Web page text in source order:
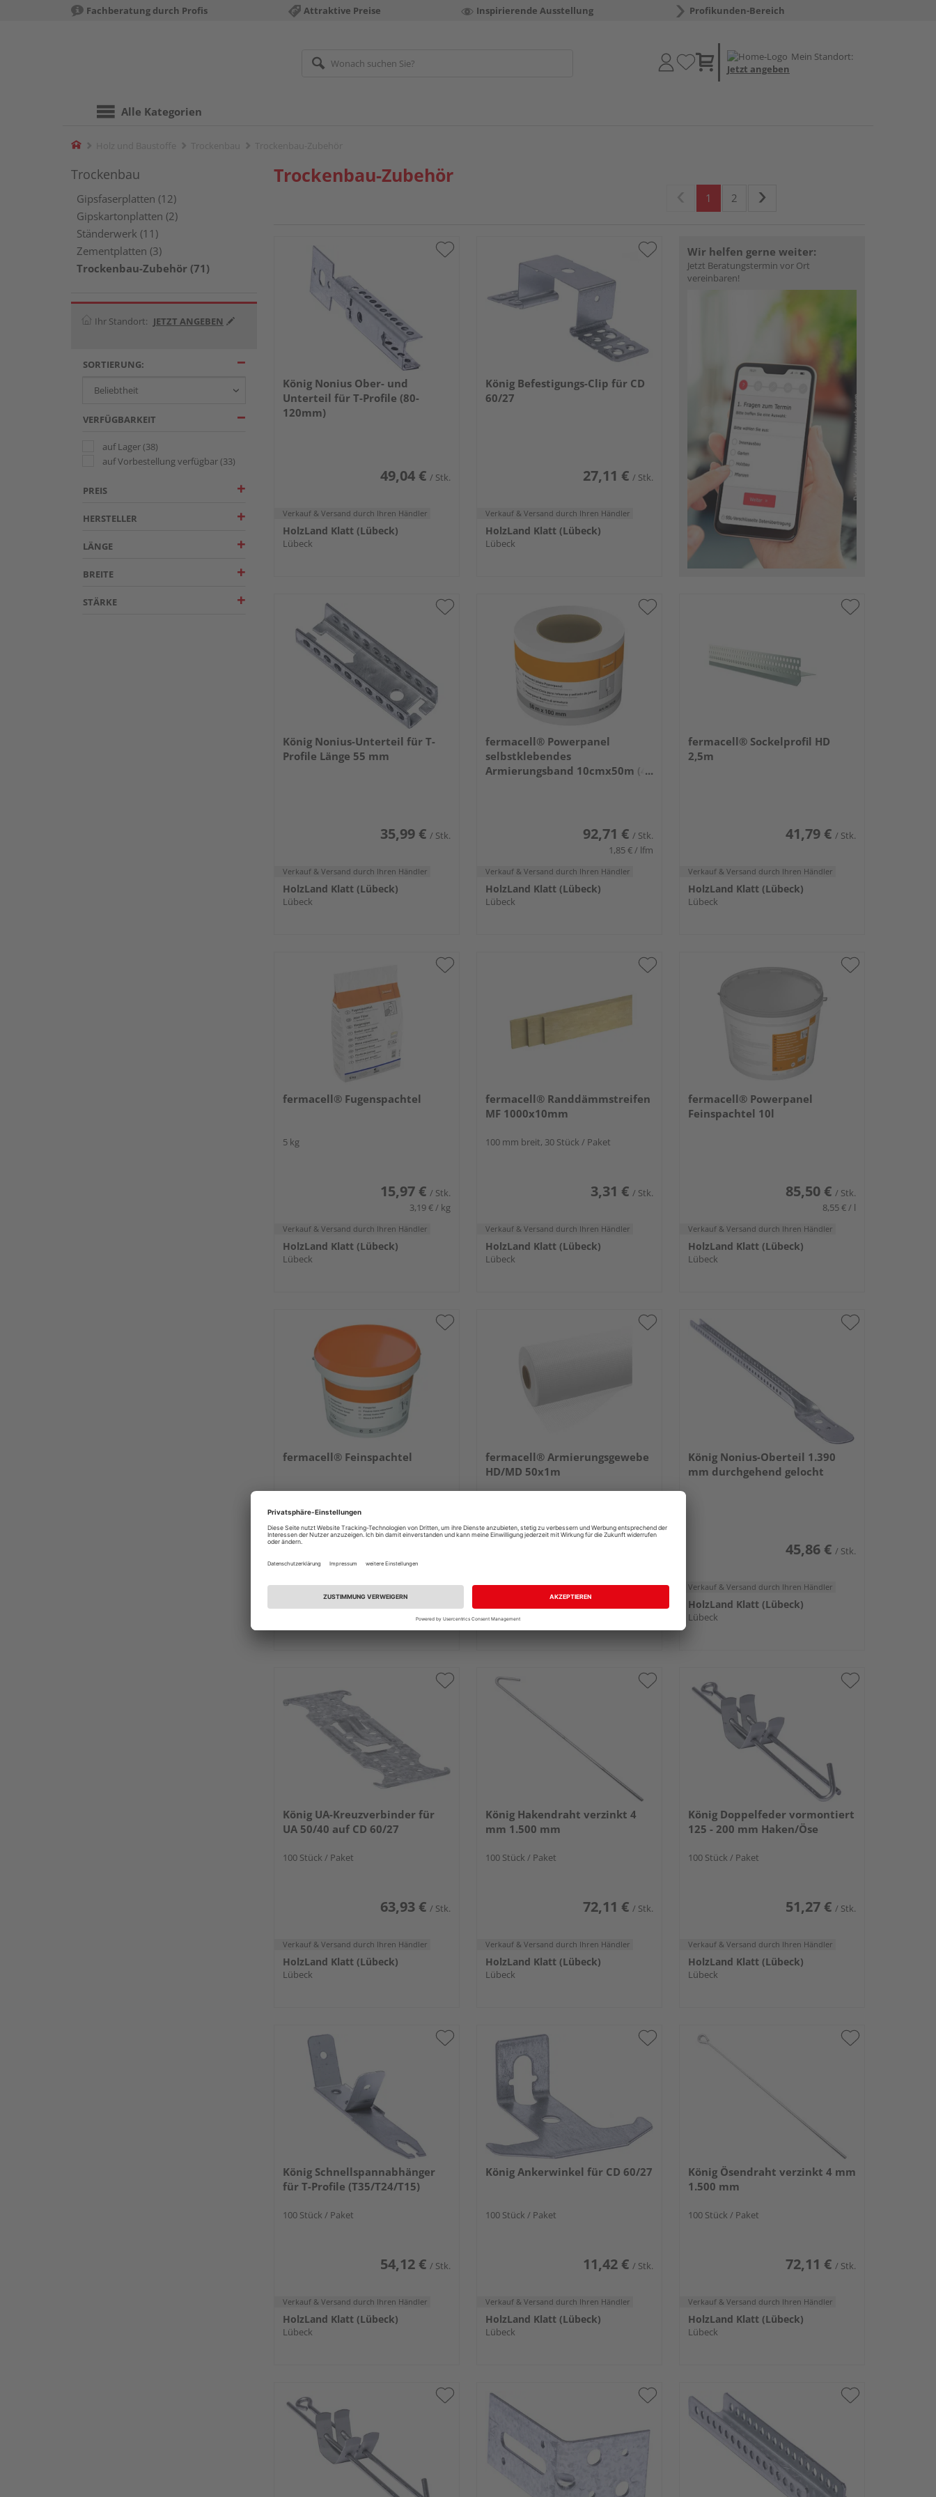
Fachberatung durch Profis Attraktive Preise Inspirierende Ausstellung Profikunden-Bereich
Mein Standort:
Jetzt angeben
Alle Kategorien
Home
Trockenbau
Gipsfaserplatten (12)
Gipskartonplatten (2)
Ständerwerk (11)
Zementplatten (3)
Trockenbau-Zubehör (71)
Ihr Standort: JETZT ANGEBEN
SORTIERUNG:
VERFÜGBARKEIT
auf Lager(38)
auf Vorbestellung verfügbar(33)
PREIS
HERSTELLER
LÄNGE
BREITE
STÄRKE
Trockenbau-Zubehör
1 2
König Nonius Ober- und
Unterteil für T-Profile (80-
120mm)
49,04 € / Stk.
Verkauf & Versand durch Ihren Händler
HolzLand Klatt (Lübeck)
Lübeck
König Befestigungs-Clip für CD
60/27
27,11 € / Stk.
Verkauf & Versand durch Ihren Händler
HolzLand Klatt (Lübeck)
Lübeck
Wir helfen gerne weiter:
Jetzt Beratungstermin vor Ort
vereinbaren!
König Nonius-Unterteil für T-
Profile Länge 55 mm
35,99 € / Stk.
Verkauf & Versand durch Ihren Händler
HolzLand Klatt (Lübeck)
Lübeck
fermacell® Powerpanel
selbstklebendes
Armierungsband 10cmx50m (4
92,71 € / Stk.
1,85 € / lfm
Verkauf & Versand durch Ihren Händler
HolzLand Klatt (Lübeck)
Lübeck
fermacell® Sockelprofil HD
2,5m
41,79 € / Stk.
Verkauf & Versand durch Ihren Händler
HolzLand Klatt (Lübeck)
Lübeck
fermacell® Fugenspachtel
5 kg
15,97 € / Stk.
3,19 € / kg
Verkauf & Versand durch Ihren Händler
HolzLand Klatt (Lübeck)
Lübeck
fermacell® Randdämmstreifen
MF 1000x10mm
100 mm breit, 30 Stück / Paket
3,31 € / Stk.
Verkauf & Versand durch Ihren Händler
HolzLand Klatt (Lübeck)
Lübeck
fermacell® Powerpanel
Feinspachtel 10l
85,50 € / Stk.
8,55 € / l
Verkauf & Versand durch Ihren Händler
HolzLand Klatt (Lübeck)
Lübeck
fermacell® Feinspachtel
6,79 € / l
Verkauf & Versanddurch Ihren Händler
fermacell® Armierungsgewebe
HD/MD 50x1m
Verkauf & Versanddurch Ihren Händler
Lübeck
König Nonius-Oberteil 1.390
mm durchgehend gelocht
45,86 € / Stk.
Verkauf & Versand durch Ihren Händler
HolzLand Klatt (Lübeck)
Lübeck
König UA-Kreuzverbinder für
UA 50/40 auf CD 60/27
100 Stück / Paket
63,93 € / Stk.
Verkauf & Versand durch Ihren Händler
HolzLand Klatt (Lübeck)
Lübeck
König Hakendraht verzinkt 4
mm 1.500 mm
100 Stück / Paket
72,11 € / Stk.
Verkauf & Versand durch Ihren Händler
HolzLand Klatt (Lübeck)
Lübeck
König Doppelfeder vormontiert
125 - 200 mm Haken/Öse
100 Stück / Paket
51,27 € / Stk.
Verkauf & Versand durch Ihren Händler
HolzLand Klatt (Lübeck)
Lübeck
König Schnellspannabhänger
für T-Profile (T35/T24/T15)
100 Stück / Paket
54,12 € / Stk.
Verkauf & Versand durch Ihren Händler
HolzLand Klatt (Lübeck)
Lübeck
König Ankerwinkel für CD 60/27
100 Stück / Paket
11,42 € / Stk.
Verkauf & Versand durch Ihren Händler
HolzLand Klatt (Lübeck)
Lübeck
König Ösendraht verzinkt 4 mm
1.500 mm
100 Stück / Paket
72,11 € / Stk.
Verkauf & Versand durch Ihren Händler
HolzLand Klatt (Lübeck)
Lübeck